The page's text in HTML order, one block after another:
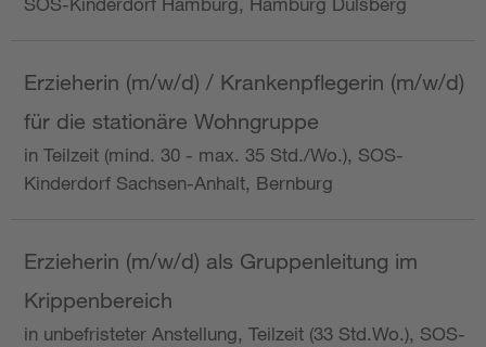
Erzieherin (m/w/d) / Krankenpflegerin (m/w/d)
für die stationäre Wohngruppe
in Teilzeit (mind. 30 - max. 35 Std./Wo.), SOS-
Kinderdorf Sachsen-Anhalt, Bernburg
Erzieherin (m/w/d) als Gruppenleitung im
Krippenbereich
in unbefristeter Anstellung, Teilzeit (33 Std.Wo.), SOS-